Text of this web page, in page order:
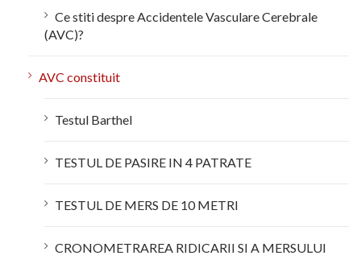
Ce stiti despre Accidentele Vasculare Cerebrale
(AVC)?
AVC constituit
Testul Barthel
TESTUL DE PASIRE IN 4 PATRATE
TESTUL DE MERS DE 10 METRI
CRONOMETRAREA RIDICARII SI A MERSULUI